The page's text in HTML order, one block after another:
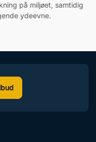
på miljøet, samtidig
ydeevne.